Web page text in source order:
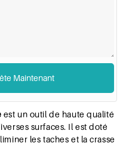
Maintenant
est un outil de haute qualité
surfaces. Il est doté
les taches et la crasse